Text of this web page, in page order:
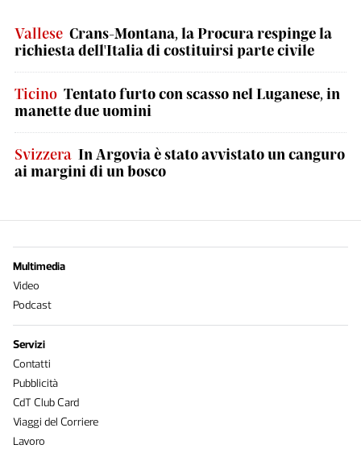
Vallese Crans-Montana, la Procura respinge la
richiesta dell'Italia di costituirsi parte civile
Ticino Tentato furto con scasso nel Luganese, in
manette due uomini
Svizzera In Argovia è stato avvistato un canguro
ai margini di un bosco
Multimedia
Video
Podcast
Servizi
Contatti
Pubblicità
CdT Club Card
Viaggi del Corriere
Lavoro